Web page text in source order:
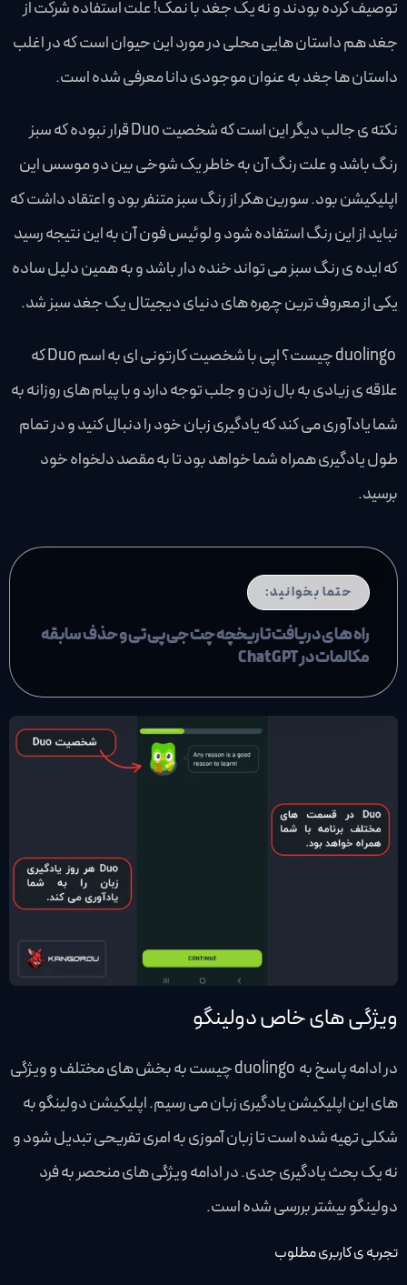
توصیف کرده بودند و نه یک جغد با نمک! علت استفاده شرکت از
جغد هم داستان هایی محلی در مورد این حیوان است که در اغلب
داستان ها جغد به عنوان موجودی دانا معرفی شده است.
نکته ی جالب دیگر این است که شخصیت Duo قرار نبوده که سبز
رنگ باشد و علت رنگ آن به خاطر یک شوخی بین دو موسس این
اپلیکیشن بود. سورین هکر از رنگ سبز متنفر بود و اعتقاد داشت که
نباید از این رنگ استفاده شود و لوئیس فون آن به این نتیجه رسید
که ایده ی رنگ سبز می تواند خنده دار باشد و به همین دلیل ساده
یکی از معروف ترین چهره های دنیای دیجیتال یک جغد سبز شد.
duolingo چیست؟ اپی با شخصیت کارتونی ای به اسم Duo که
علاقه ی زیادی به بال زدن و جلب توجه دارد و با پیام های روزانه به
شما یادآوری می کند که یادگیری زبان خود را دنبال کنید و در تمام
طول یادگیری همراه شما خواهد بود تا به مقصد دلخواه خود
برسید.
حتما بخوانید:
راه های دریافت تاریخچه چت جی پی تی و حذف سابقه
مکالمات در ChatGPT
ویژگی های خاص دولینگو
در ادامه پاسخ به duolingo چیست به بخش های مختلف و ویژگی
های این اپلیکیشن یادگیری زبان می رسیم. اپلیکیشن دولینگو به
شکلی تهیه شده است تا زبان آموزی به امری تفریحی تبدیل شود و
نه یک بحث یادگیری جدی. در ادامه ویژگی های منحصر به فرد
دولینگو بیشتر بررسی شده است.
تجربه ی کاربری مطلوب